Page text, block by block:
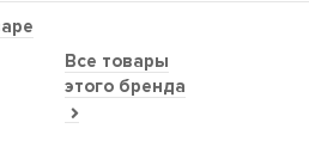
Все товары
этого бренда